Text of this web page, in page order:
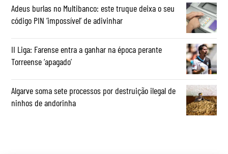
Adeus burlas no Multibanco: este truque deixa o seu
código PIN ‘impossível’ de adivinhar
II Liga: Farense entra a ganhar na época perante
Torreense ‘apagado’
Algarve soma sete processos por destruição ilegal de
ninhos de andorinha